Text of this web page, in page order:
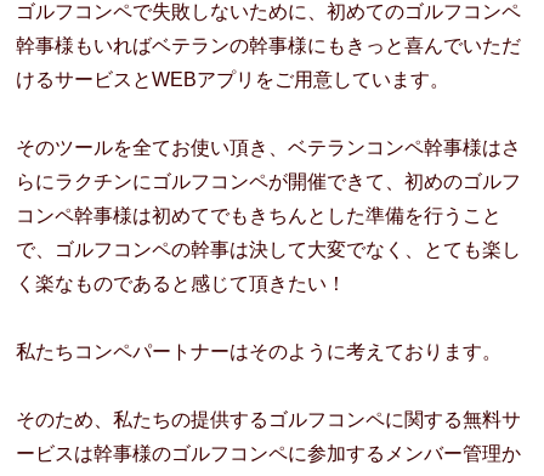
ゴルフコンペで失敗しないために、初めてのゴルフコンペ
幹事様もいればベテランの幹事様にもきっと喜んでいただ
けるサービスとWEBアプリをご用意しています。
そのツールを全てお使い頂き、ベテランコンペ幹事様はさ
らにラクチンにゴルフコンペが開催できて、初めのゴルフ
コンペ幹事様は初めてでもきちんとした準備を行うこと
で、ゴルフコンペの幹事は決して大変でなく、とても楽し
く楽なものであると感じて頂きたい！
私たちコンペパートナーはそのように考えております。
そのため、私たちの提供するゴルフコンペに関する無料サ
ービスは幹事様のゴルフコンペに参加するメンバー管理か